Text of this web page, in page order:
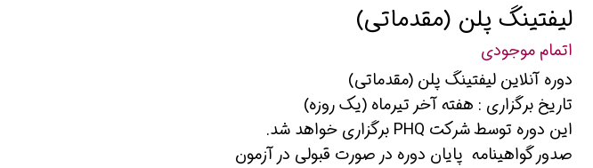
لیفتینگ پلن (مقدماتی)
اتمام موجودی
دوره آنلاین لیفتینگ پلن (مقدماتی)
تاریخ برگزاری : هفته آخر تیرماه (یک روزه)
این دوره توسط شرکت PHQ برگزاری خواهد شد.
صدور گواهینامه پایان دوره در صورت قبولی در آزمون